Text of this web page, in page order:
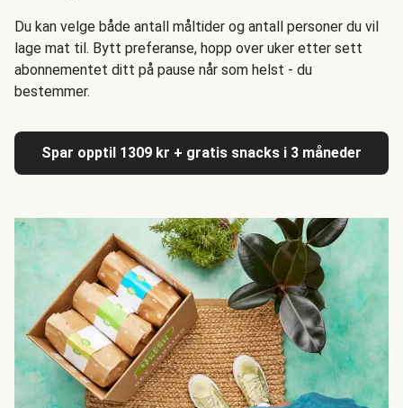
Du kan velge både antall måltider og antall personer du vil
lage mat til. Bytt preferanse, hopp over uker etter sett
abonnementet ditt på pause når som helst - du
bestemmer.
Spar opptil 1309 kr + gratis snacks i 3 måneder